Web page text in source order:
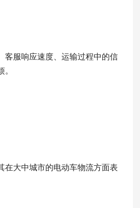
客服响应速度、运输过程中的信
在大中城市的电动车物流方面表